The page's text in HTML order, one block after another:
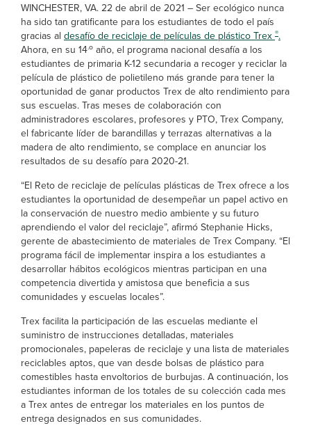
WINCHESTER, VA. 22 de abril de 2021 – Ser ecológico nunca
ha sido tan gratificante para los estudiantes de todo el país
gracias al desafío de reciclaje de películas de plástico Trex ®.
Ahora, en su 14.o año, el programa nacional desafía a los
estudiantes de primaria K-12 secundaria a recoger y reciclar la
película de plástico de polietileno más grande para tener la
oportunidad de ganar productos Trex de alto rendimiento para
sus escuelas. Tras meses de colaboración con
administradores escolares, profesores y PTO, Trex Company,
el fabricante líder de barandillas y terrazas alternativas a la
madera de alto rendimiento, se complace en anunciar los
resultados de su desafío para 2020-21.
“El Reto de reciclaje de películas plásticas de Trex ofrece a los
estudiantes la oportunidad de desempeñar un papel activo en
la conservación de nuestro medio ambiente y su futuro
aprendiendo el valor del reciclaje”, afirmó Stephanie Hicks,
gerente de abastecimiento de materiales de Trex Company. “El
programa fácil de implementar inspira a los estudiantes a
desarrollar hábitos ecológicos mientras participan en una
competencia divertida y amistosa que beneficia a sus
comunidades y escuelas locales”.
Trex facilita la participación de las escuelas mediante el
suministro de instrucciones detalladas, materiales
promocionales, papeleras de reciclaje y una lista de materiales
reciclables aptos, que van desde bolsas de plástico para
comestibles hasta envoltorios de burbujas. A continuación, los
estudiantes informan de los totales de su colección cada mes
a Trex antes de entregar los materiales en los puntos de
entrega designados en sus comunidades.